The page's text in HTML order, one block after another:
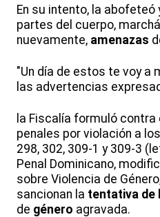
En su intento, la
partes del cuerpo,
nuevamente, amenazas
"Un día de estos te voy a
las advertencias
la Fiscalía formuló
penales por violación a
298, 302, 309-1 y 309-3
Penal Dominicano,
sobre Violencia de
sancionan la tentativa de
de género agravada.